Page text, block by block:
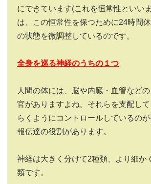
にできています(これを恒常性といい
は、この恒常性を保つために24時間
の状態を微調整しているのです。
全身を巡る神経のうちの１つ
人間の体には、脳や内臓・血管など
官がありますよね。それらを支配し
らくようにコントロールしているの
報伝達の役割があります。
神経は大きく分けて2種類、より細か
類です。